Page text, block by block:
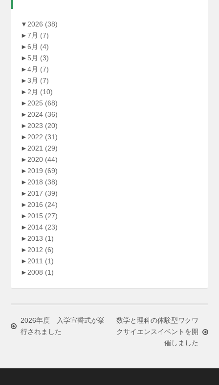
▼2026 (38)
►7月 (7)
►6月 (4)
► 5月 (3)
►4月 (7)
►3月 (7)
►2月 (10)
►2025 (68)
►2024 (36)
►2023 (20)
►2022 (31)
►2021 (29)
►2020 (44)
►2019 (69)
►2018 (38)
►2017 (39)
►2016 (24)
►2015 (27)
►2014 (23)
►2013 (1)
►2012 (6)
►2011 (1)
►2008 (1)
2026年度 入学宣誓式が挙
行されました
数学と理科の体験型ワクワ
クサイエンスイベントを開
催しました